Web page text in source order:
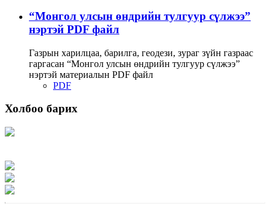
“Монгол улсын өндрийн тулгуур сүлжээ”
нэртэй PDF файл
Газрын харилцаа, барилга, геодези, зураг зүйн газраас
гаргасан “Монгол улсын өндрийн тулгуур сүлжээ”
нэртэй материалын PDF файл
PDF
Холбоо барих